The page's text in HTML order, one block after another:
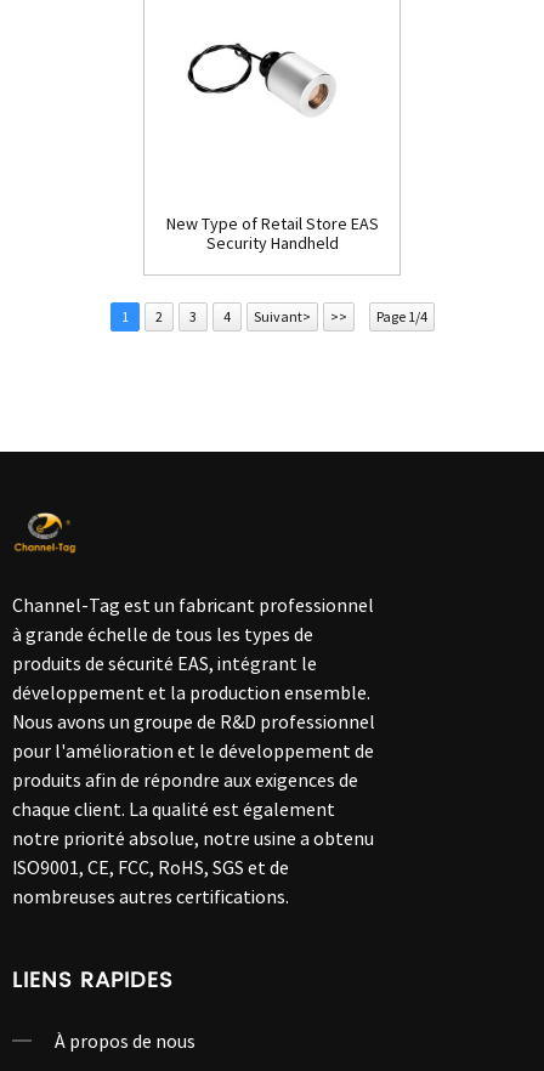
New Type of Retail Store EAS
Security Handheld
1 2 3 4 Suivant> >> Page 1/4
Channel-Tag est un fabricant professionnel
à grande échelle de tous les types de
produits de sécurité EAS, intégrant le
développement et la production ensemble.
Nous avons un groupe de R&D professionnel
pour l'amélioration et le développement de
produits afin de répondre aux exigences de
chaque client. La qualité est également
notre priorité absolue, notre usine a obtenu
ISO9001, CE, FCC, RoHS, SGS et de
nombreuses autres certifications.
LIENS RAPIDES
À propos de nous